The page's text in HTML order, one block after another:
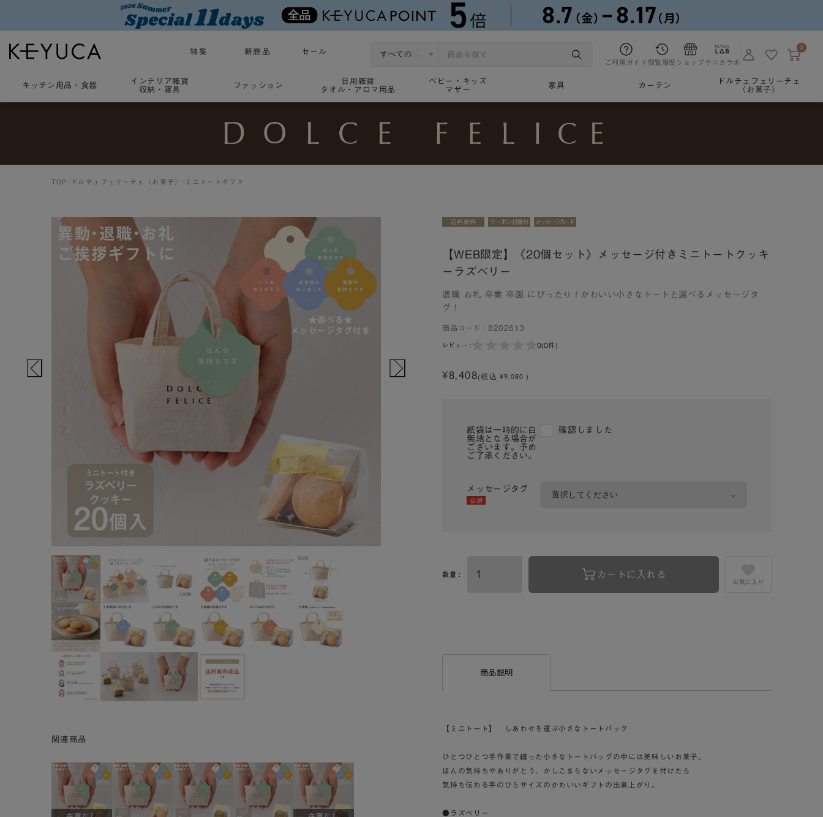
特集 新商品 セール
ご利用ガイド 閲覧履歴 ショップケユカラボ
0
キッチン用品 ・ 食器
インテリア雑貨
収納・寝具
ファッション
日用雑貨
タオル・アロマ用品
ベビー・キッズ
マザー
家具 カーテン
ドルチェフェリーチェ
（お菓子）
TOP ドルチェフェリーチェ（お菓子） ミニトートギフト
【WEB限定】《20個セット》メッセージ付きミニトートクッキ
ーラズベリー
退職 お礼 卒業 卒園 にぴったり！かわいい小さなトートと選べるメッセージタ
グ！
商品コード：8202613
レビュー : 0(0件)
¥8,408(税込 ¥9,080 )
紙袋は一時的に白
無地となる場合が
ございます。予め
ご了承ください。
確認しました
メッセージタグ
必須
数量 : カートに入れる
お気に入り
商品説明
【ミニトート】 しあわせを運ぶ小さなトートバック
ひとつひとつ手作業で縫った小さなトートバッグの中には美味しいお菓子。
ほんの気持ちやありがとう、かしこまらないメッセージタグを付けたら
気持ち伝わる手のひらサイズのかわいいギフトの出来上がり。
●ラズベリー
関連商品